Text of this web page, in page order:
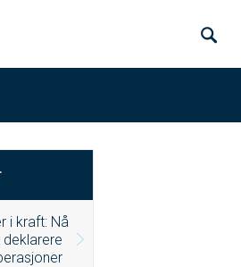
i kraft: Nå
deklarere